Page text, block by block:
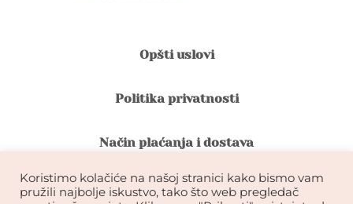
Opšti uslovi
Politika privatnosti
Način plaćanja i dostava
Reklamacije i povrat robe
Koristimo kolačiće na našoj stranici kako bismo vam
pružili najbolje iskustvo, tako što web pregledač